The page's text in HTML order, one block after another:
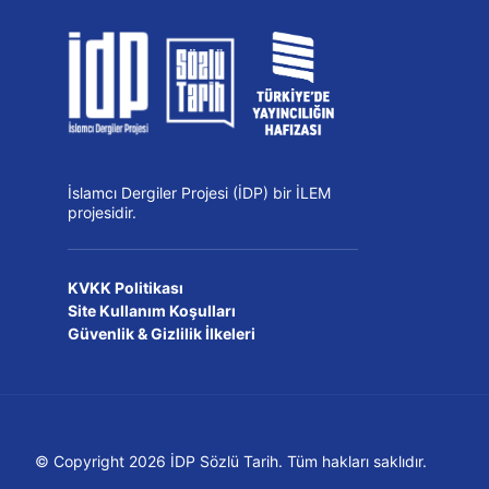
İslamcı Dergiler Projesi (İDP) bir İLEM
projesidir.
KVKK Politikası
Site Kullanım Koşulları
Güvenlik & Gizlilik İlkeleri
© Copyright 2026 İDP Sözlü Tarih. Tüm hakları saklıdır.